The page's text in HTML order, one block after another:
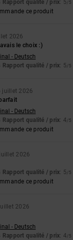
Rapport qualité / prix: 5/5
ce produit
2026
le choix :)
- Deutsch
Rapport qualité / prix: 5/5
juillet 2026
- Deutsch
Rapport qualité / prix: 4/5
ce produit
2026
Rapport qualité / prix: 5/5
ce produit
2026
- Deutsch
Rapport qualité / prix: 4/5